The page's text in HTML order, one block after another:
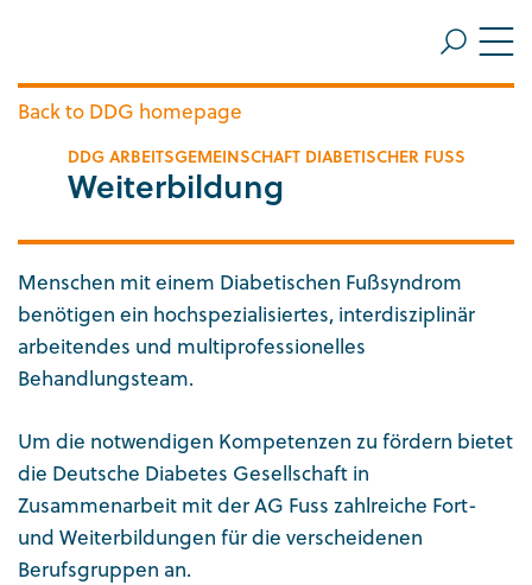
DDG ARBEITSGEMEINSCHAFT DIABETISCHER FUSS
Weiterbildung
Back to DDG homepage
Menschen mit einem Diabetischen Fußsyndrom
benötigen ein hochspezialisiertes, interdisziplinär
arbeitendes und multiprofessionelles
Behandlungsteam.
Um die notwendigen Kompetenzen zu fördern bietet
die Deutsche Diabetes Gesellschaft in
Zusammenarbeit mit der AG Fuss zahlreiche Fort-
und Weiterbildungen für die verscheidenen
Berufsgruppen an.